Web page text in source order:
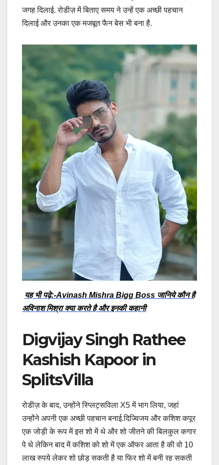
जगह दिलाई. रोडीज़ में बिताए समय ने उन्हें एक अच्छी पहचान
दिलाई और उनका एक मजबूत फैन बेस भी बना है.
यह भी पढ़े:-Avinash Mishra Bigg Boss जानिये कौन है
अविनाश मिश्रा क्या करते है और इनकी कहानी
Digvijay Singh Rathee
Kashish Kapoor in
SplitsVilla
रोडीज़ के बाद, उन्होंने स्प्लिट्सविला X5 में भाग लिया, जहां
उन्होंने अपनी एक अच्छी पहचान बनाई.दिज्विजय और कशिश कपूर
एक जोड़ी के रूप में इस शो में थे और शो जीतने की बिलकुल कगार
पे थे लेकिन बाद में कशिश को शो में एक ऑफर आता है की वो 10
लाख रुपये लेकर शो छोड़ सकती है या फिर शो में बनी रह सकती